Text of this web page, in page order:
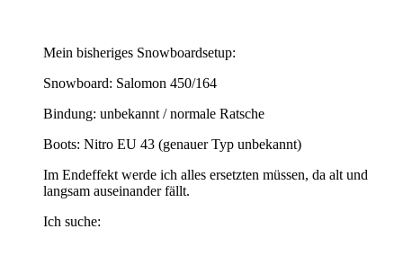
Mein bisheriges Snowboardsetup:
Snowboard: Salomon 450/164
Bindung: unbekannt / normale Ratsche
Boots: Nitro EU 43 (genauer Typ unbekannt)
Im Endeffekt werde ich alles ersetzten müssen, da alt und
langsam auseinander fällt.
Ich suche: